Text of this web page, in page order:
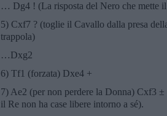
… Dg4 ! (La risposta del Nero che mette
5) Cxf7 ? (toglie il Cavallo dalla presa
trappola)
…Dxg2
6) Tf1 (forzata) Dxe4 +
7) Ae2 (per non perdere la Donna) Cxf3
il Re non ha case libere intorno a sé).